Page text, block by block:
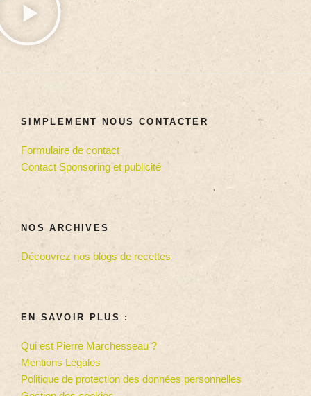
SIMPLEMENT NOUS CONTACTER
Formulaire de contact
Contact Sponsoring et publicité
NOS ARCHIVES
Découvrez nos blogs de recettes
EN SAVOIR PLUS :
Qui est Pierre Marchesseau ?
Mentions Légales
Politique de protection des données personnelles